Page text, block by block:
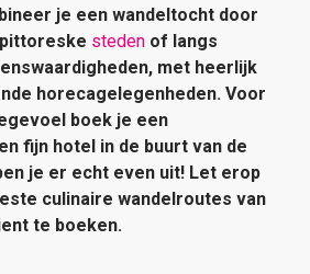
je een wandeltocht door
steden of langs
met heerlijk
horecagelegenheden. Voor
boek je een
fijn hotel in de buurt van de
je er echt even uit! Let erop
culinaire wandelroutes van
te boeken.